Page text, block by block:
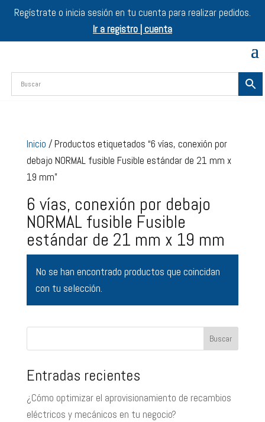
Regístrate o inicia sesión en tu cuenta para realizar pedidos.
Ir a registro | cuenta
Inicio / Productos etiquetados “6 vías, conexión por
debajo NORMAL fusible Fusible estándar de 21 mm x
19 mm”
6 vías, conexión por debajo
NORMAL fusible Fusible
estándar de 21 mm x 19 mm
No se han encontrado productos que coincidan
con tu selección.
Buscar
Entradas recientes
¿Cómo optimizar el aprovisionamiento de recambios
eléctricos y mecánicos en tu negocio?